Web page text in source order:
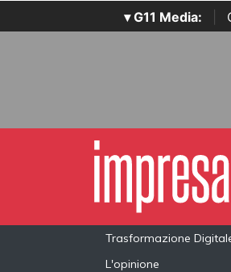
▾ G11 Media:
Trasformazione
L'opinione